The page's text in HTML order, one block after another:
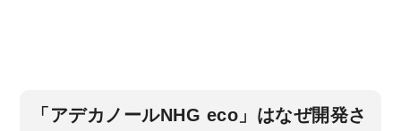
「アデカノールNHG eco」はなぜ開発さ